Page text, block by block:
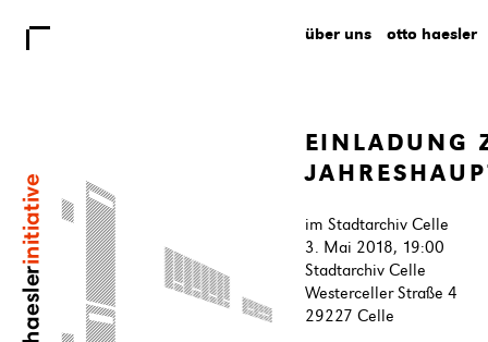
über uns otto haesler
EINLADUNG
im Stadtarchiv Celle
3. Mai 2018, 19:00
Stadtarchiv Celle
Westerceller Straße 4
29227 Celle